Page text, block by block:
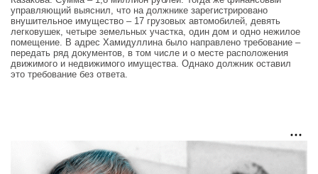
управляющий выяснил, что на должнике зарегистрировано
внушительное имущество – 17 грузовых автомобилей, девять
легковушек, четыре земельных участка, один дом и одно нежилое
помещение. В адрес Хамидуллина было направлено требование –
передать ряд документов, в том числе и о месте расположения
движимого и недвижимого имущества. Однако должник оставил
это требование без ответа.